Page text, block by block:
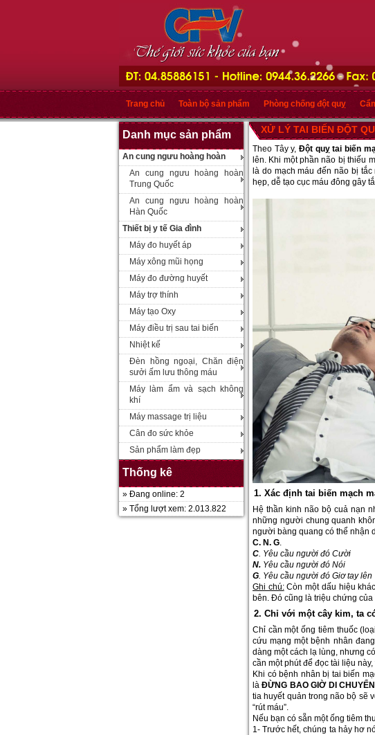
Trang chủ Toàn bộ sản phẩm Phòng chống đột quỵ
Danh mục sản phẩm
An cung ngưu hoàng hoàn
An cung ngưu hoàng hoàn
Trung Quốc
An cung ngưu hoàng hoàn
Hàn Quốc
Thiết bị y tế Gia đình
Máy đo huyết áp
Máy xông mũi họng
Máy đo đường huyết
Máy trợ thính
Máy tạo Oxy
Máy điều trị sau tai biến
Nhiệt kế
Đèn hồng ngoại, Chăn điện
sưởi ấm lưu thông máu
Máy làm ẩm và sạch không
khí
Máy massage trị liệu
Cân đo sức khỏe
Sản phẩm làm đẹp
Thống kê
» Đang online: 2
» Tổng lượt xem: 2.013.822
XỬ LÝ TAI BIẾN ĐỘT
Theo Tây y,Đột quỵ tai biến
lên. Khi một phần não bị thiếu
là do mạch máu đến não bị
hẹp, dễ tạo cục máu đông gây
1. Xác định tai biến mạch
Hệ thần kinh não bộ cuả nạn
những người chung quanh
người bàng quang có thể nhận
C. N. G.
C. Yêu cầu người đó Cười
N. Yêu cầu người đó Nói
G. Yêu cầu người đó Giơ tay lên
Ghi chú:Còn một dấu hiệu
bên. Đó cũng là triệu chứng
2. Chỉ với một cây kim, ta
Chỉ cần một ống tiêm thuốc
cứu mạng một bệnh nhân
dàng một cách lạ lùng, nhưng
cần một phút để đọc tài liệu
Khi có bệnh nhân bị tai biến
làĐỪNG BAO GIỜ DI
tia huyết quản trong não bộ sẽ
“rút máu”.
Nếu bạn có sẵn một ống tiêm
1- Trước hết, chúng ta hảy hơ